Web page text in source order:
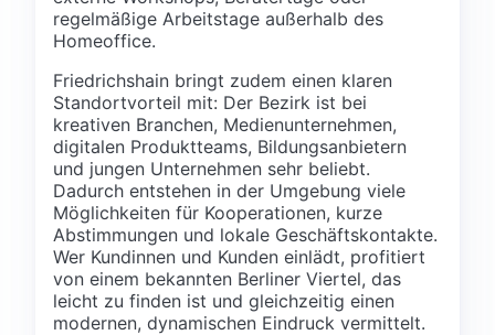
regelmäßige Arbeitstage außerhalb des
Homeoffice.
Friedrichshain bringt zudem einen klaren
Standortvorteil mit: Der Bezirk ist bei
kreativen Branchen, Medienunternehmen,
digitalen Produktteams, Bildungsanbietern
und jungen Unternehmen sehr beliebt.
Dadurch entstehen in der Umgebung viele
Möglichkeiten für Kooperationen, kurze
Abstimmungen und lokale Geschäftskontakte.
Wer Kundinnen und Kunden einlädt, profitiert
von einem bekannten Berliner Viertel, das
leicht zu finden ist und gleichzeitig einen
modernen, dynamischen Eindruck vermittelt.